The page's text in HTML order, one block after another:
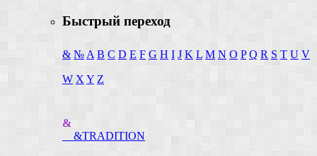
Быстрый переход
& № A B C D E F G H I J K L M N O P Q R S T U V
W X Y Z
&
&TRADITION